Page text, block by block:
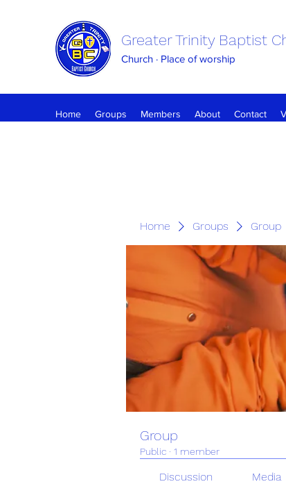
Greater Trinity Baptist
Church · Place of worship
Home Groups Members About Contact
Home Groups Group
Group
Public · 1 member
Discussion Media